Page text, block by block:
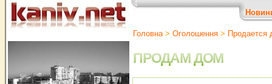
Головна> Оголошення > Продается
ПРОДАМ ДОМ